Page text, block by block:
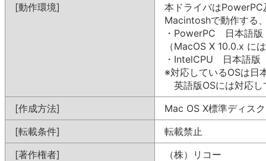
[動作環境]
本ドライバは
Macintoshで動作する
・PowerPC 日本語
（MacOS X 10.0.x に
・IntelCPU 日本語
※対応しているOSは日
英語版OSには対応し
[作成方法]
Mac OS X標準ディス
[転載条件]
転載禁止
[著作権者]
（株）リコー